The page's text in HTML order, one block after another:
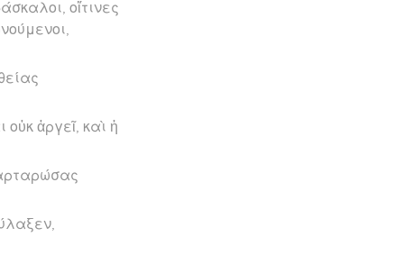
οἵτινες
οὐκ ἀργεῖ, καὶ ἡ